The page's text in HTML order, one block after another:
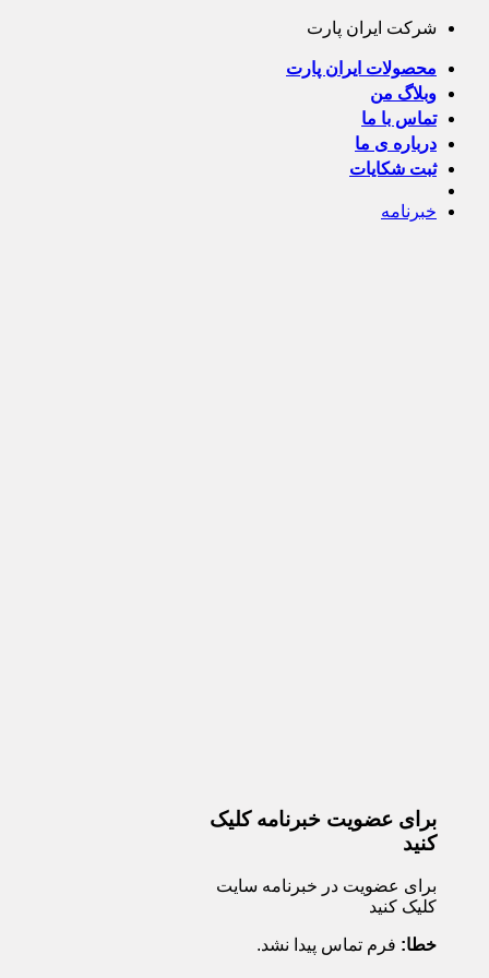
Skip
content
شرکت ایران پارت
محصولات ایران پارت
وبلاگ من
تماس با ما
درباره ی ما
ثبت شکایات
خبرنامه
برای عضویت خبرنامه کلیک
کنید
برای عضویت در خبرنامه سایت
کلیک کنید
خطا: فرم تماس پیدا نشد.